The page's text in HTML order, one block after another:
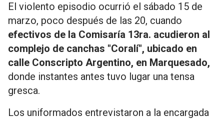
El violento episodio ocurrió el sábado 15 de
marzo, poco después de las 20, cuando
efectivos de la Comisaría 13ra. acudieron al
complejo de canchas "Coralí", ubicado en
calle Conscripto Argentino, en Marquesado,
donde instantes antes tuvo lugar una tensa
gresca.
Los uniformados entrevistaron a la encargada